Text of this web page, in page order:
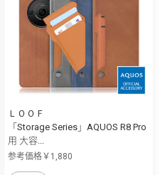
ＬＯＯＦ
「Storage Series」AQUOS R8 Pro
用 大容...
参考価格￥1,880